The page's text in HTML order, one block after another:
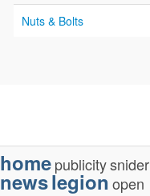
Nuts & Bolts
homepublicitysnider
newslegion open